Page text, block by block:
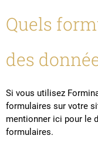
Quels
des
Si vous utilisez
formulaires sur votre
mentionner ici pour le
formulaires.